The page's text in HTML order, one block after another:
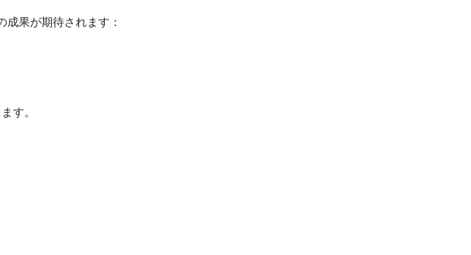
果が期待されます：
す。